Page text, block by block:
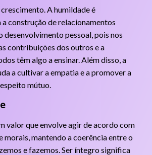
A humildade é
construção de relacionamentos
desenvolvimento pessoal, pois nos
contribuições dos outros e a
têm algo a ensinar. Além disso, a
a cultivar a empatia e a promover a
mútuo.
valor que envolve agir de acordo com
morais, mantendo a coerência entre o
e fazemos. Ser íntegro significa